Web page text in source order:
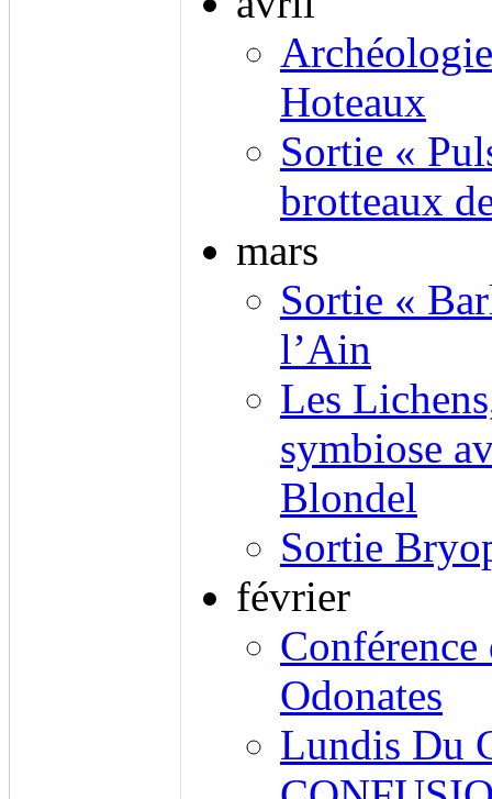
Hoteaux
Sortie «
brotteaux
mars
Sortie «
l’Ain
Les
symbiose
Blondel
Sortie
février
Odonates
Lundis Du